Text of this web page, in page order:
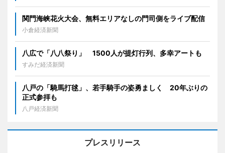
関門海峡花火大会、無料エリアなしの門司側をライブ配信
小倉経済新聞
八広で「八八祭り」 1500人が提灯行列、多幸アートも
すみだ経済新聞
八戸の「騎馬打毬」、若手騎手の姿勇ましく 20年ぶりの
正式参拝も
八戸経済新聞
プレスリリース